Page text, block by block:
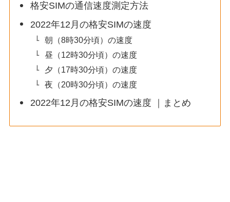
格安SIMの通信速度測定方法
2022年12月の格安SIMの速度
朝（8時30分頃）の速度
昼（12時30分頃）の速度
夕（17時30分頃）の速度
夜（20時30分頃）の速度
2022年12月の格安SIMの速度 ｜まとめ